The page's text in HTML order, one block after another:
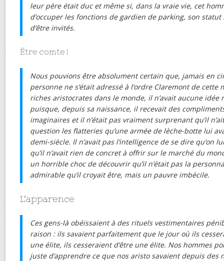
leur père était duc et même si, dans la vraie vie, cet
d’occuper les fonctions de gardien de parking, son
d’être invités.
Être comte !
Nous pouvions être absolument certain que, jamais en
personne ne s’était adressé à l’ordre Claremont de cette
riches aristocrates dans le monde, il n’avait aucune idée
puisque, depuis sa naissance, il recevait des
imaginaires et il n’était pas vraiment surprenant qu’il
question les flatteries qu’une armée de lèche-botte lui
demi-siècle. Il n’avait pas l’intelligence de se dire qu’on
qu’il n’avait rien de concret à offrir sur le marché du
un horrible choc de découvrir qu’il n’était pas la
admirable qu’il croyait être, mais un pauvre imbécile.
L’apparence
Ces gens-là obéissaient à des rituels vestimentaires
raison : ils savaient parfaitement que le jour où ils
une élite, ils cesseraient d’être une élite. Nos hommes
juste d’apprendre ce que nos aristo savaient depuis des